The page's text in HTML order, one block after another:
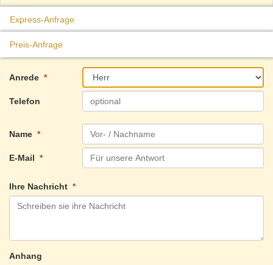
Express-Anfrage
Preis-Anfrage
Anrede *
Telefon
Name *
E-Mail *
Ihre Nachricht *
Anhang